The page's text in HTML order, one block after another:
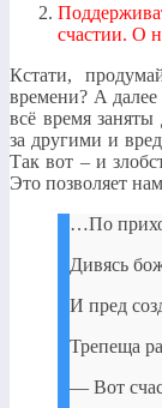
счастии. О
Кстати,
времени? А
всё время
за другими и
Так вот – и
Это позволяет
…По
Дивясь
И пред
Трепеща
— Вот